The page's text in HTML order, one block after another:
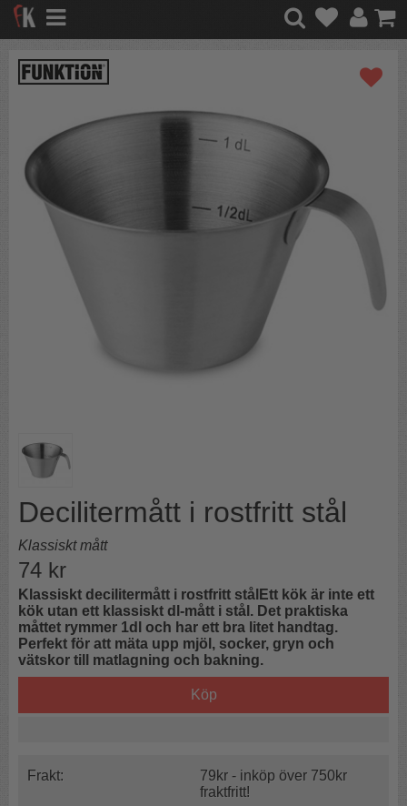
Decilitermått i rostfritt stål
Klassiskt mått
74 kr
Klassiskt decilitermått i rostfritt stålEtt kök är inte ett
kök utan ett klassiskt dl-mått i stål. Det praktiska
måttet rymmer 1dl och har ett bra litet handtag.
Perfekt för att mäta upp mjöl, socker, gryn och
vätskor till matlagning och bakning.
Köp
Frakt:
79kr - inköp över 750kr
fraktfritt!